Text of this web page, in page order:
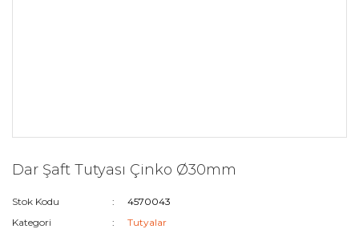
Dar Şaft Tutyası Çinko Ø30mm
Stok Kodu
4570043
Kategori
Tutyalar